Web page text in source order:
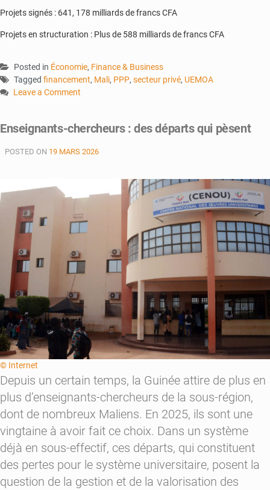
Projets signés : 641, 178 milliards de francs CFA
Projets en structuration : Plus de 588 milliards de francs CFA
Posted in Économie, Finance & Business
Tagged financement, Mali, PPP, secteur privé, UEMOA
Leave a Comment
des
PPP:
pour
les
investissements?
Enseignants-chercheurs : des départs qui pèsent
POSTED ON 19 MARS 2026
© Internet
Depuis un certain temps, la Guinée attire de plus en
plus d’enseignants-chercheurs de la sous-région,
dont de nombreux Maliens. En 2025, ils sont une
vingtaine à avoir fait ce choix. Dans un système
déjà en sous-effectif, ces départs, qui constituent
des pertes pour le système universitaire, posent la
question de la gestion et de la valorisation des